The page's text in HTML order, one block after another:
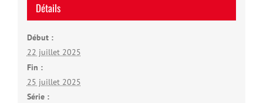
Détails
Début :
22 juillet 2025
Fin :
25 juillet 2025
Série :